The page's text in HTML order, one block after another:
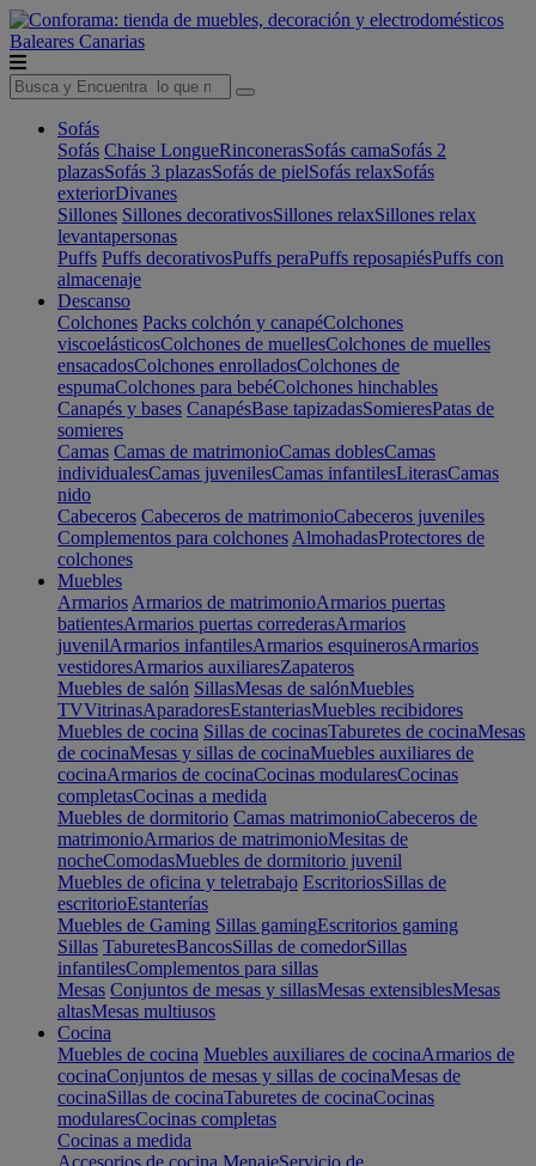
Baleares Canarias
Sofás
Sofás Chaise LongueRinconerasSofás camaSofás 2
plazasSofás 3 plazasSofás de pielSofás relaxSofás
exteriorDivanes
Sillones Sillones decorativosSillones relaxSillones relax
levantapersonas
Puffs Puffs decorativosPuffs peraPuffs reposapiésPuffs con
almacenaje
Descanso
Colchones Packs colchón y canapéColchones
viscoelásticosColchones de muellesColchones de muelles
ensacadosColchones enrolladosColchones de
espumaColchones para bebéColchones hinchables
Canapés y bases CanapésBase tapizadasSomieresPatas de
somieres
Camas Camas de matrimonioCamas doblesCamas
individualesCamas juvenilesCamas infantilesLiterasCamas
nido
Cabeceros Cabeceros de matrimonioCabeceros juveniles
Complementos para colchones AlmohadasProtectores de
colchones
Muebles
Armarios Armarios de matrimonioArmarios puertas
batientesArmarios puertas correderasArmarios
juvenilArmarios infantilesArmarios esquinerosArmarios
vestidoresArmarios auxiliaresZapateros
Muebles de salón SillasMesas de salónMuebles
TVVitrinasAparadoresEstanteriasMuebles recibidores
Muebles de cocina Sillas de cocinasTaburetes de cocinaMesas
de cocinaMesas y sillas de cocinaMuebles auxiliares de
cocinaArmarios de cocinaCocinas modularesCocinas
completasCocinas a medida
Muebles de dormitorio Camas matrimonioCabeceros de
matrimonioArmarios de matrimonioMesitas de
nocheComodasMuebles de dormitorio juvenil
Muebles de oficina y teletrabajo EscritoriosSillas de
escritorioEstanterías
Muebles de Gaming Sillas gamingEscritorios gaming
Sillas TaburetesBancosSillas de comedorSillas
infantilesComplementos para sillas
Mesas Conjuntos de mesas y sillasMesas extensiblesMesas
altasMesas multiusos
Cocina
Muebles de cocina Muebles auxiliares de cocinaArmarios de
cocinaConjuntos de mesas y sillas de cocinaMesas de
cocinaSillas de cocinaTaburetes de cocinaCocinas
modularesCocinas completas
Cocinas a medida
Accesorios de cocina MenajeServicio de